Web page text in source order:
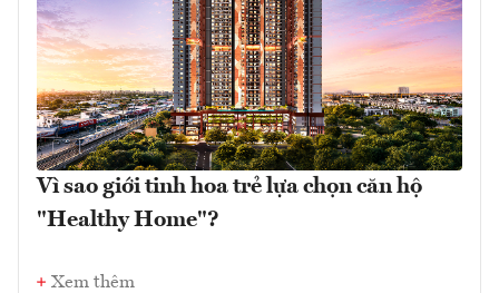
Vì sao giới tinh hoa trẻ lựa chọn căn hộ
"Healthy Home"?
Xem thêm